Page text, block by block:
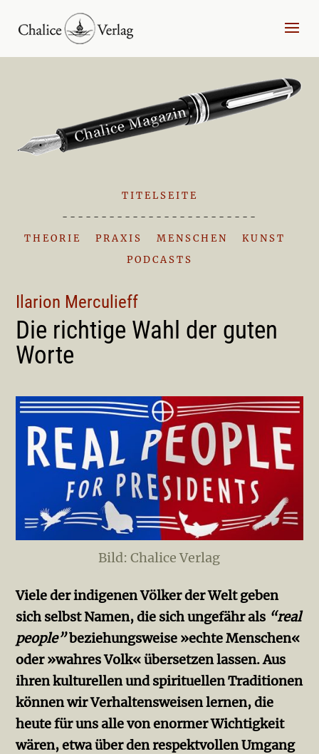
TITELSEITE
-------------------------
THEORIE
PRAXIS MENSCHEN KUNST
PODCASTS
Ilarion Merculieff
Die richtige Wahl der guten
Worte
Bild: Chalice Verlag
Viele der indigenen Völker der Welt geben
sich selbst Namen, die sich ungefähr als “real
people”beziehungsweise »echte Menschen«
oder »wahres Volk« übersetzen lassen. Aus
ihren kulturellen und spirituellen Traditionen
können wir Verhaltensweisen lernen, die
heute für uns alle von enormer Wichtigkeit
wären, etwa über den respektvollen Umgang